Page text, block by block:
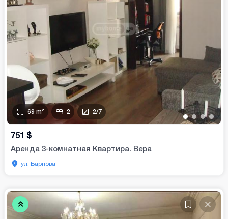
••••
69 m² 2 2/7
751 $
Аренда 3-комнатная Квартира. Вера
ул. Барнова